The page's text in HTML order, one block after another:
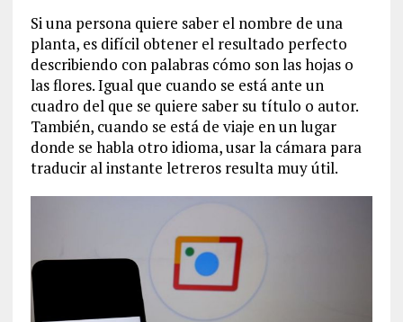
Si una persona quiere saber el nombre de una
planta, es difícil obtener el resultado perfecto
describiendo con palabras cómo son las hojas o
las flores. Igual que cuando se está ante un
cuadro del que se quiere saber su título o autor.
También, cuando se está de viaje en un lugar
donde se habla otro idioma, usar la cámara para
traducir al instante letreros resulta muy útil.